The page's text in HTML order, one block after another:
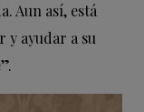
Aun así, está
y ayudar a su